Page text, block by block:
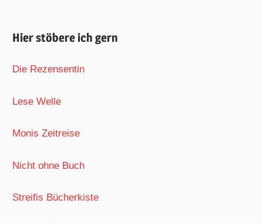
Hier stöbere ich gern
Die Rezensentin
Lese Welle
Monis Zeitreise
Nicht ohne Buch
Streifis Bücherkiste